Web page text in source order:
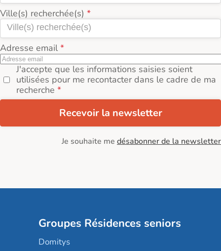
Ville(s) recherchée(s)
Adresse email
J'accepte que les informations saisies soient
utilisées pour me recontacter dans le cadre de ma
recherche
Recevoir la newsletter
Je souhaite me désabonner de la newsletter
Groupes Résidences seniors
Domitys